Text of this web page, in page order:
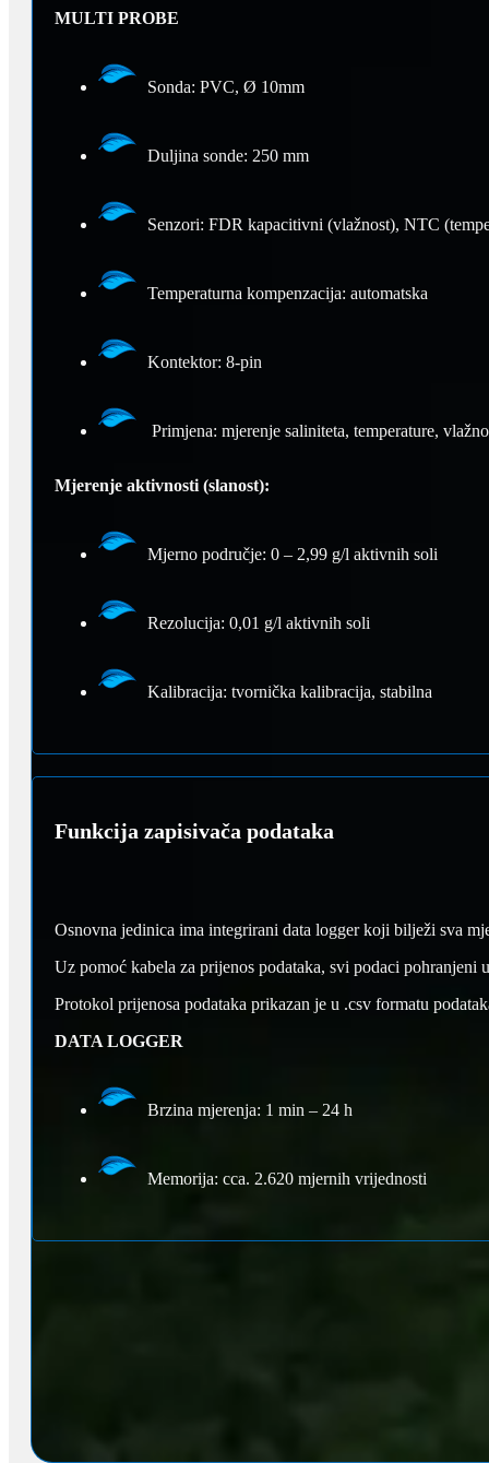
MULTI PROBE
Sonda: PVC, Ø 10mm
Duljina sonde: 250 mm
Senzori: FDR kapacitivni (vlažnost), NTC
Temperaturna kompenzacija: automatska
Kontektor: 8-pin
Primjena: mjerenje saliniteta, temperature,
Mjerenje aktivnosti (slanost):
Mjerno područje: 0 – 2,99 g/l aktivnih soli
Rezolucija: 0,01 g/l aktivnih soli
Kalibracija: tvornička kalibracija, stabilna
Funkcija zapisivača podataka
Osnovna jedinica ima integrirani data logger koji bilježi sva
Uz pomoć kabela za prijenos podataka, svi podaci
Protokol prijenosa podataka prikazan je u .csv formatu
DATA LOGGER
Brzina mjerenja: 1 min – 24 h
Memorija: cca. 2.620 mjernih vrijednosti